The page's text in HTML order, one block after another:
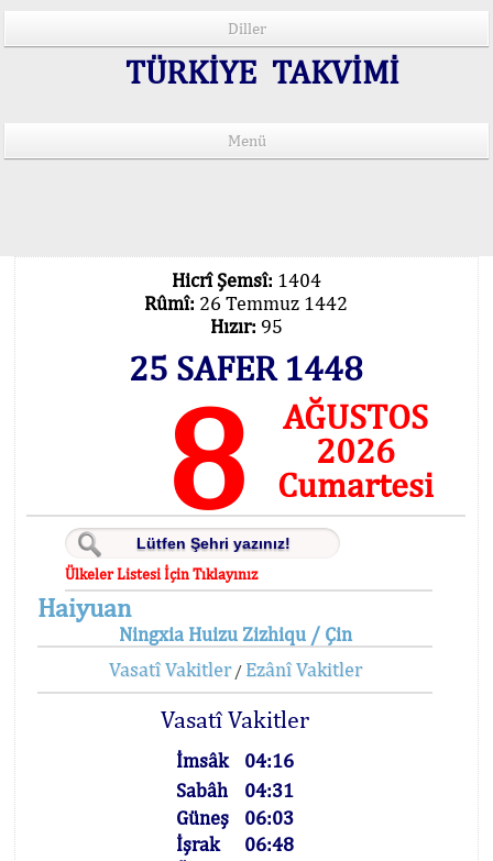
Diller
TÜRKİYE TAKVİMİ
Menü
Hicrî Şemsî: 1404
Rûmî: 26 Temmuz 1442
Hızır: 95
25 SAFER 1448
8
AĞUSTOS
2026
Cumartesi
Ülkeler Listesi İçin Tıklayınız
Haiyuan
Ningxia Huizu Zizhiqu / Çin
Vasatî Vakitler/ Ezânî Vakitler
Vasatî Vakitler
İmsâk
04:16
Sabâh
04:31
Güneş
06:03
İşrak
06:48